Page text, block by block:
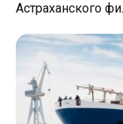
Астраханского